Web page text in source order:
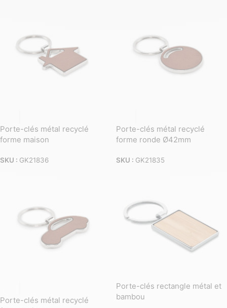
Porte-clés métal recyclé
forme maison
SKU : GK21836
Porte-clés métal recyclé
forme ronde Ø42mm
SKU : GK21835
Porte-clés métal recyclé
Porte-clés rectangle métal et
bambou